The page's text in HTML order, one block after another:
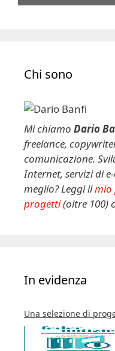
v
Chi sono
Mi chiamo Dario
freelance,
comunicazione.
Internet, servizi di
meglio? Leggi ilmio
progetti(oltre 100)
In evidenza
Una selezione di